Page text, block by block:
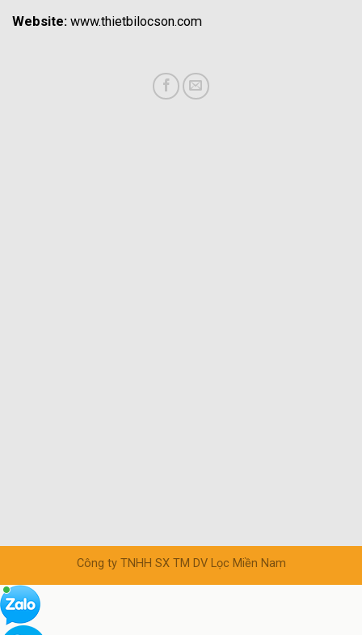
Website: www.thietbilocson.com
Công ty TNHH SX TM DV Lọc Miền Nam